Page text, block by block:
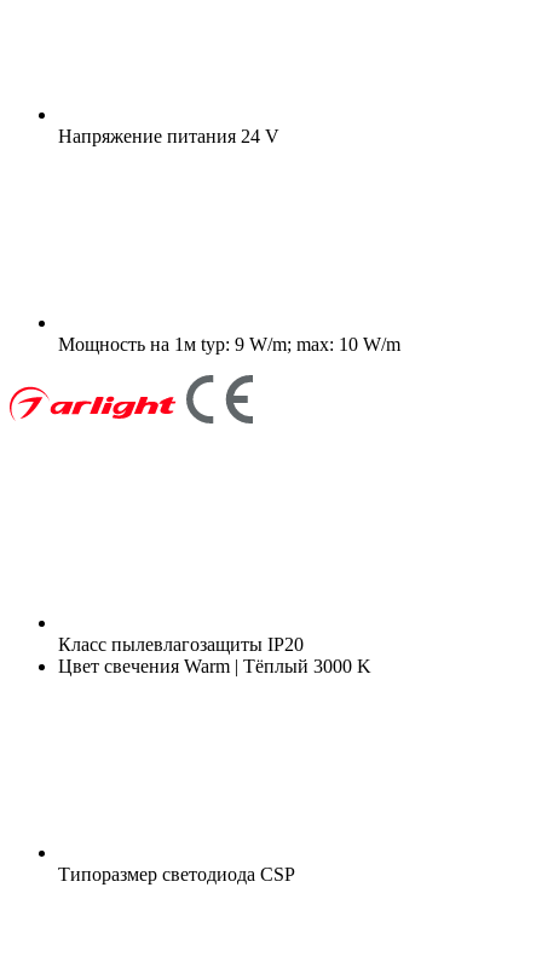
Напряжение питания 24 V
Мощность на 1м typ: 9 W/m; max: 10 W/m
Класс пылевлагозащиты IP20
Цвет свечения Warm | Тёплый 3000 K
Типоразмер светодиода CSP